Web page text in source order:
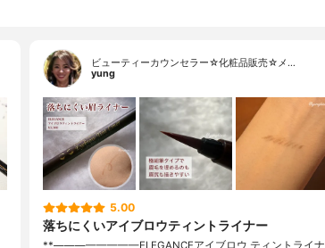
ビューティーカウンセラー☆化粧品販売☆メ…
yung
5.00
落ちにくいアイブロウティントライナー
**⁡————————⁡ELEGANCE⁡アイブロウ ティントライナ